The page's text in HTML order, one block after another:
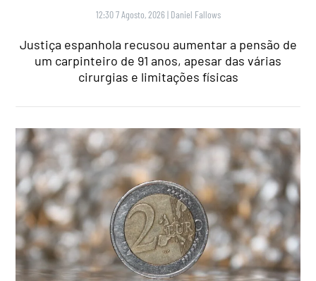
12:30 7 Agosto, 2026 | Daniel Fallows
Justiça espanhola recusou aumentar a pensão de
um carpinteiro de 91 anos, apesar das várias
cirurgias e limitações físicas